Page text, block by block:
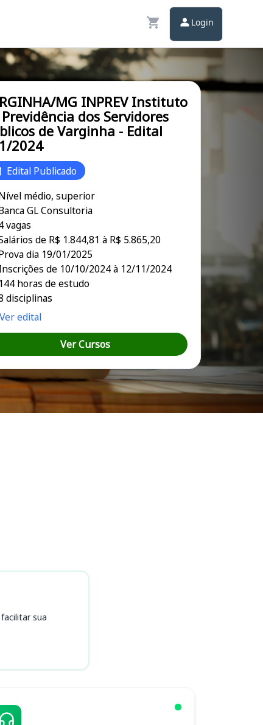
Login
MG INPREV Instituto
dos Servidores
de Varginha - Edital
2024
Edital Publicado
médio, superior
GL Consultoria
vagas
de R$ 1.844,81 à R$ 5.865,20
dia 19/01/2025
de 10/10/2024 à 12/11/2024
144 horas de estudo
disciplinas
Ver edital
Ver Cursos
sua